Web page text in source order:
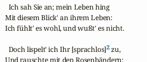
  Ich sah Sie an; mein Leben hing
Mit diesem Blick' an ihrem Leben:
Ich fühlt' es wohl, und wußt' es nicht.
  Doch lispelt' ich Ihr [sprachlos]
2 zu,
Und rauschte mit den Rosenbändern: